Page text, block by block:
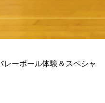
ーボール体験＆スペシャ